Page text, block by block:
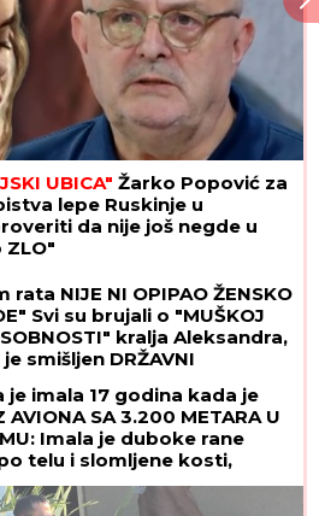
UBICA" Žarko Popović za
lepe Ruskinje u
da nije još negde u
ZLO"
rata NIJE NI OPIPAO ŽENSKO
Svi su brujali o "MUŠKOJ
kralja Aleksandra,
smišljen DRŽAVNI
ĆERKU
je imala 17 godina kada je
AVIONA SA 3.200 METARA U
Imala je duboke rane
telu i slomljene kosti,
MRTVU MAJKU, ali nije želela